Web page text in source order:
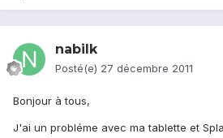
nabilk
Posté(e) 27 décembre 2011
Bonjour à tous,
J'ai un probléme avec ma tablette et